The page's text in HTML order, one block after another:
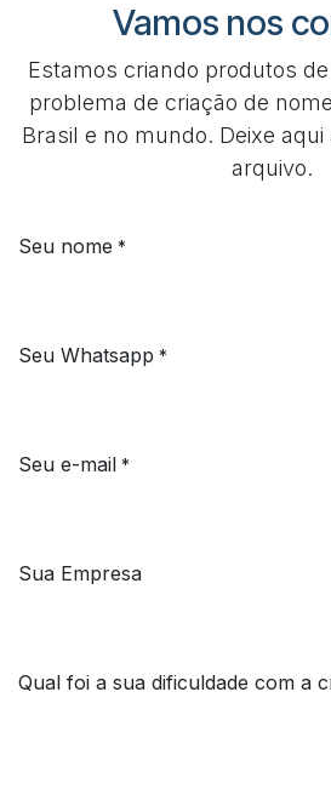
Vamos nos
Estamos criando produtos
problema de criação de
Brasil e no mundo. Deixe
arquivo.
Seu nome *
Seu Whatsapp *
Seu e-mail *
Sua Empresa
Qual foi a sua dificuldade com a